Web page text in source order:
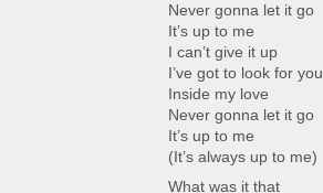
Never gonna let it go
It’s up to me
I can’t give it up
I’ve got to look for you
Inside my love
Never gonna let it go
It’s up to me
(It’s always up to me)
What was it that